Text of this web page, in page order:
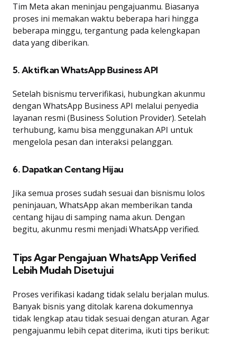
Tim Meta akan meninjau pengajuanmu. Biasanya
proses ini memakan waktu beberapa hari hingga
beberapa minggu, tergantung pada kelengkapan
data yang diberikan.
5. Aktifkan WhatsApp Business API
Setelah bisnismu terverifikasi, hubungkan akunmu
dengan WhatsApp Business API melalui penyedia
layanan resmi (Business Solution Provider). Setelah
terhubung, kamu bisa menggunakan API untuk
mengelola pesan dan interaksi pelanggan.
6. Dapatkan Centang Hijau
Jika semua proses sudah sesuai dan bisnismu lolos
peninjauan, WhatsApp akan memberikan tanda
centang hijau di samping nama akun. Dengan
begitu, akunmu resmi menjadi WhatsApp verified.
Tips Agar Pengajuan WhatsApp Verified
Lebih Mudah Disetujui
Proses verifikasi kadang tidak selalu berjalan mulus.
Banyak bisnis yang ditolak karena dokumennya
tidak lengkap atau tidak sesuai dengan aturan. Agar
pengajuanmu lebih cepat diterima, ikuti tips berikut: